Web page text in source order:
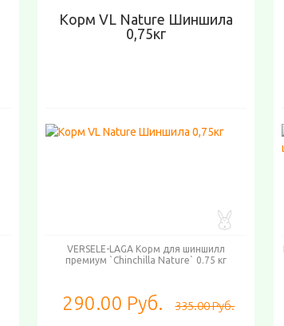
Корм VL Nature Шиншила
0,75кг
VERSELE-LAGA Корм для шиншилл
премиум `Chinchilla Nature` 0.75 кг
290.00 Руб. 335.00 Руб.